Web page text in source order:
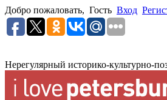
Добро пожаловать, Гость Вход
Нерегулярный историко-культурно-